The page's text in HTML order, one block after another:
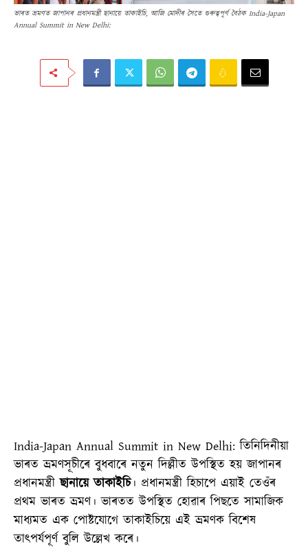
ভাৰত ভ্ৰমণত জাপানৰ প্ৰধানমন্ত্ৰী ছানায়ে তাকাইচি, আজি মোদীৰ সৈতে গুৰুত্বপূৰ্ণ বৈঠক India-Japan
Annual Summit in New Delhi:
India-Japan Annual Summit in New Delhi: তিনিদিনীয়া
ভাৰত ভ্ৰমণসূচীৰে বুধবাৰে নতুন দিল্লীত উপস্থিত হয় জাপানৰ
প্ৰধানমন্ত্ৰীছানায়ে তাকাইচি। প্ৰধানমন্ত্ৰী হিচাপে এয়াই তেওঁৰ
প্ৰথম ভাৰত ভ্ৰমণ। ভাৰতত উপস্থিত হোৱাৰ পিছতে সামাজিক
মাধ্যমত এক পোষ্টযোগে তাকাইচিয়ে এই ভ্ৰমণক বিশেষ
তাৎপৰ্যপূৰ্ণ বুলি উল্লেখ কৰে।